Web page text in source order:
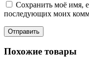
Сохранить моё имя,
последующих моих
Похожие товары